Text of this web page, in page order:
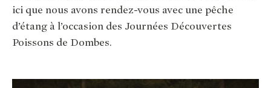
ici que nous avons rendez-vous avec une pêche
d’étang à l’occasion des Journées Découvertes
Poissons de Dombes.